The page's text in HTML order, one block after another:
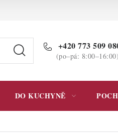
Podmínky ochrany osobních
+420 773 509
(po–pá: 8:00–16:00)
DO KUCHYNĚ